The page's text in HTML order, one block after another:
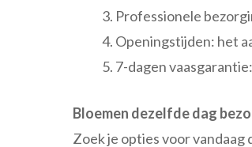
Professionele
Openingstijden: het
7-dagen
Bloemen dezelfde dag
Zoek je opties voor vandaag